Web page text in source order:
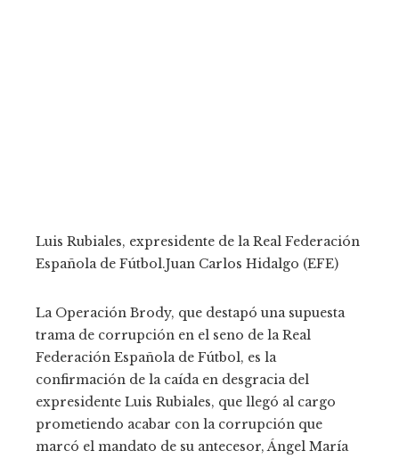
Luis Rubiales, expresidente de la Real Federación
Española de Fútbol.Juan Carlos Hidalgo (EFE)
La Operación Brody, que destapó una supuesta
trama de corrupción en el seno de la Real
Federación Española de Fútbol, es la
confirmación de la caída en desgracia del
expresidente Luis Rubiales, que llegó al cargo
prometiendo acabar con la corrupción que
marcó el mandato de su antecesor, Ángel María